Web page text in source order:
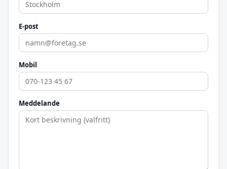
E-post
Mobil
Meddelande